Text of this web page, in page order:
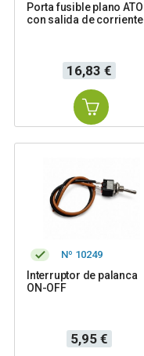
Porta fusible plano ATO
con salida de corriente
Precio
16,83 €
Nº 10249
Interruptor de palanca
ON-OFF
Precio
5,95 €